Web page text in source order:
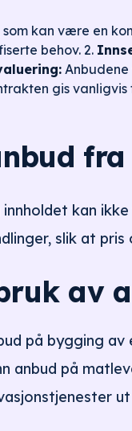
kan være en
behov. 2.
gis
kan
slik at
av
på bygging av
anbud på